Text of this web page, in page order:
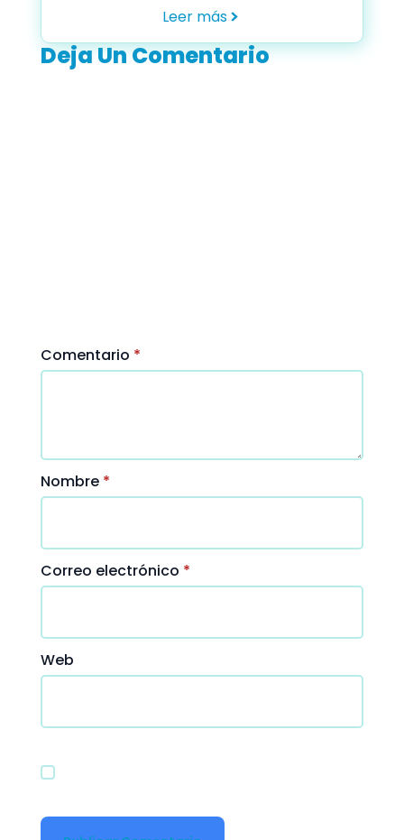
Leer más
Deja Un Comentario
Comentario *
Nombre *
Correo electrónico *
Web